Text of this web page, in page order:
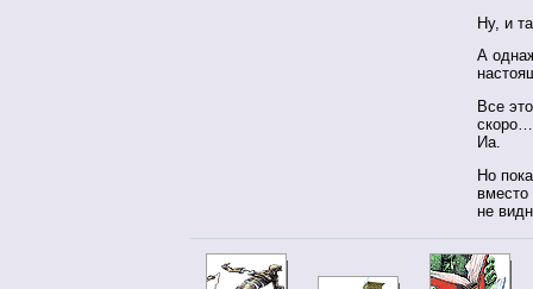
Ну, и
А
Все
скоро…
Иа.
Но
не